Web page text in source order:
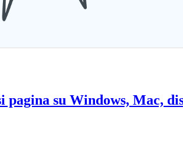
pagina su Windows, Mac,